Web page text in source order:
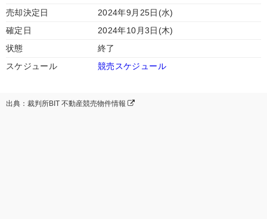
売却決定日
2024年9月25日(水)
確定日
2024年10月3日(木)
状態
終了
スケジュール
競売スケジュール
出典：裁判所BIT 不動産競売物件情報